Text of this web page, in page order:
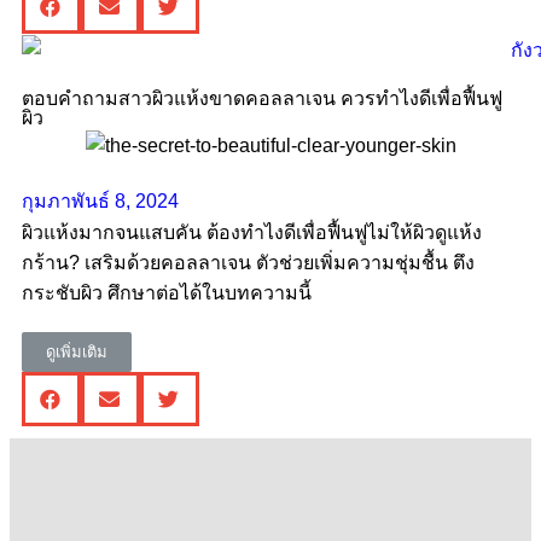
ตอบคำถามสาวผิวแห้งขาดคอลลาเจน ควรทําไงดีเพื่อฟื้นฟู
ผิว
กุมภาพันธ์ 8, 2024
ผิวแห้งมากจนแสบคัน ต้องทำไงดีเพื่อฟื้นฟูไม่ให้ผิวดูแห้ง
กร้าน? เสริมด้วยคอลลาเจน ตัวช่วยเพิ่มความชุ่มชื้น ตึง
กระชับผิว ศึกษาต่อได้ในบทความนี้
ดูเพิ่มเติม